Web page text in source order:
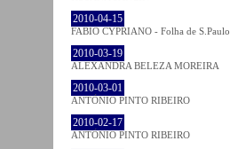
2010-04-15
FABIO CYPRIANO - Folha de S.Paulo
2010-03-19
ALEXANDRA BELEZA MOREIRA
2010-03-01
ANTÓNIO PINTO RIBEIRO
2010-02-17
ANTÓNIO PINTO RIBEIRO